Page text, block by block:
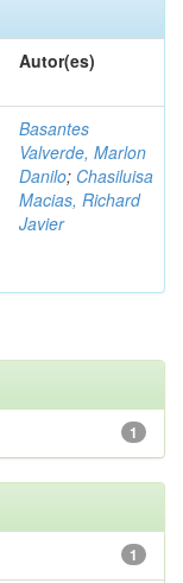
Autor(es)
Basantes
Valverde, Marlon
Danilo; Chasiluisa
Macias, Richard
Javier
1
1